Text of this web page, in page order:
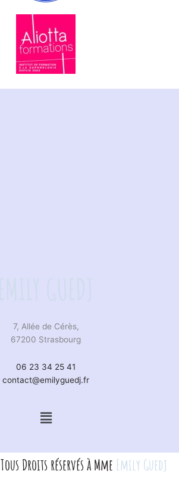
7, Allée de Cérès,
67200 Strasbourg
06 23 34 25 41
contact@emilyguedj.fr
Menu
Tous Droits réservés à Mme Emily Guedj